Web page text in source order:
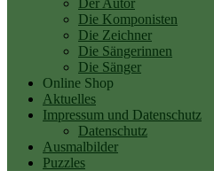
Die Komponisten
Die Zeichner
Die Sängerinnen
Die Sänger
Online Shop
Aktuelles
Impressum und Datenschutz
Datenschutz
Ausmalbilder
Puzzles